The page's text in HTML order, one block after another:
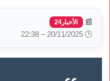
📰 الأخبار24
🕒 20/11/2025 – 22:38